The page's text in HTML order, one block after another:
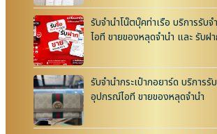
รับจำนำโน๊ตบุ๊คท่าเรือ บริการรับ
ไอที ขายของหลุดจำนำ และ รับฝ
รับจำนำกระเป๋ากอยาร์ด บริการรั
อุปกรณ์ไอที ขายของหลุดจำนำ